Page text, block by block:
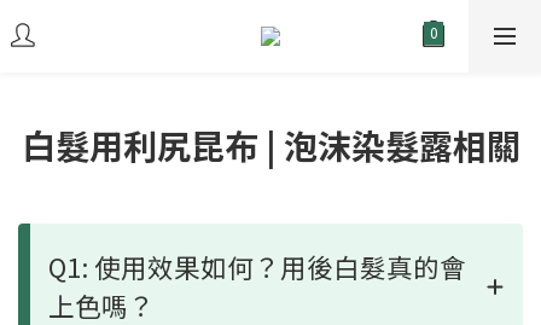
白髮用利尻昆布 | 泡沫染髮露相關
Q1: 使用效果如何？用後白髮真的會
上色嗎？